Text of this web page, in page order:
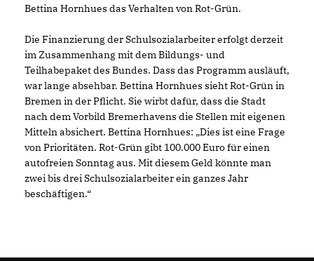
Bettina Hornhues das Verhalten von Rot-Grün.
Die Finanzierung der Schulsozialarbeiter erfolgt derzeit
im Zusammenhang mit dem Bildungs- und
Teilhabepaket des Bundes. Dass das Programm ausläuft,
war lange absehbar. Bettina Hornhues sieht Rot-Grün in
Bremen in der Pflicht. Sie wirbt dafür, dass die Stadt
nach dem Vorbild Bremerhavens die Stellen mit eigenen
Mitteln absichert. Bettina Hornhues: „Dies ist eine Frage
von Prioritäten. Rot-Grün gibt 100.000 Euro für einen
autofreien Sonntag aus. Mit diesem Geld könnte man
zwei bis drei Schulsozialarbeiter ein ganzes Jahr
beschäftigen.“